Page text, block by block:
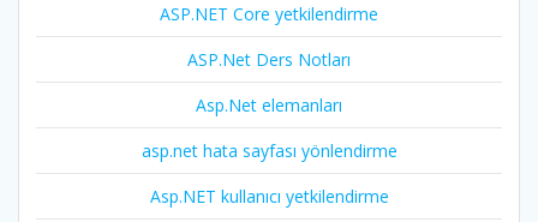
ASP.NET Core yetkilendirme
ASP.Net Ders Notları
Asp.Net elemanları
asp.net hata sayfası yönlendirme
Asp.NET kullanıcı yetkilendirme